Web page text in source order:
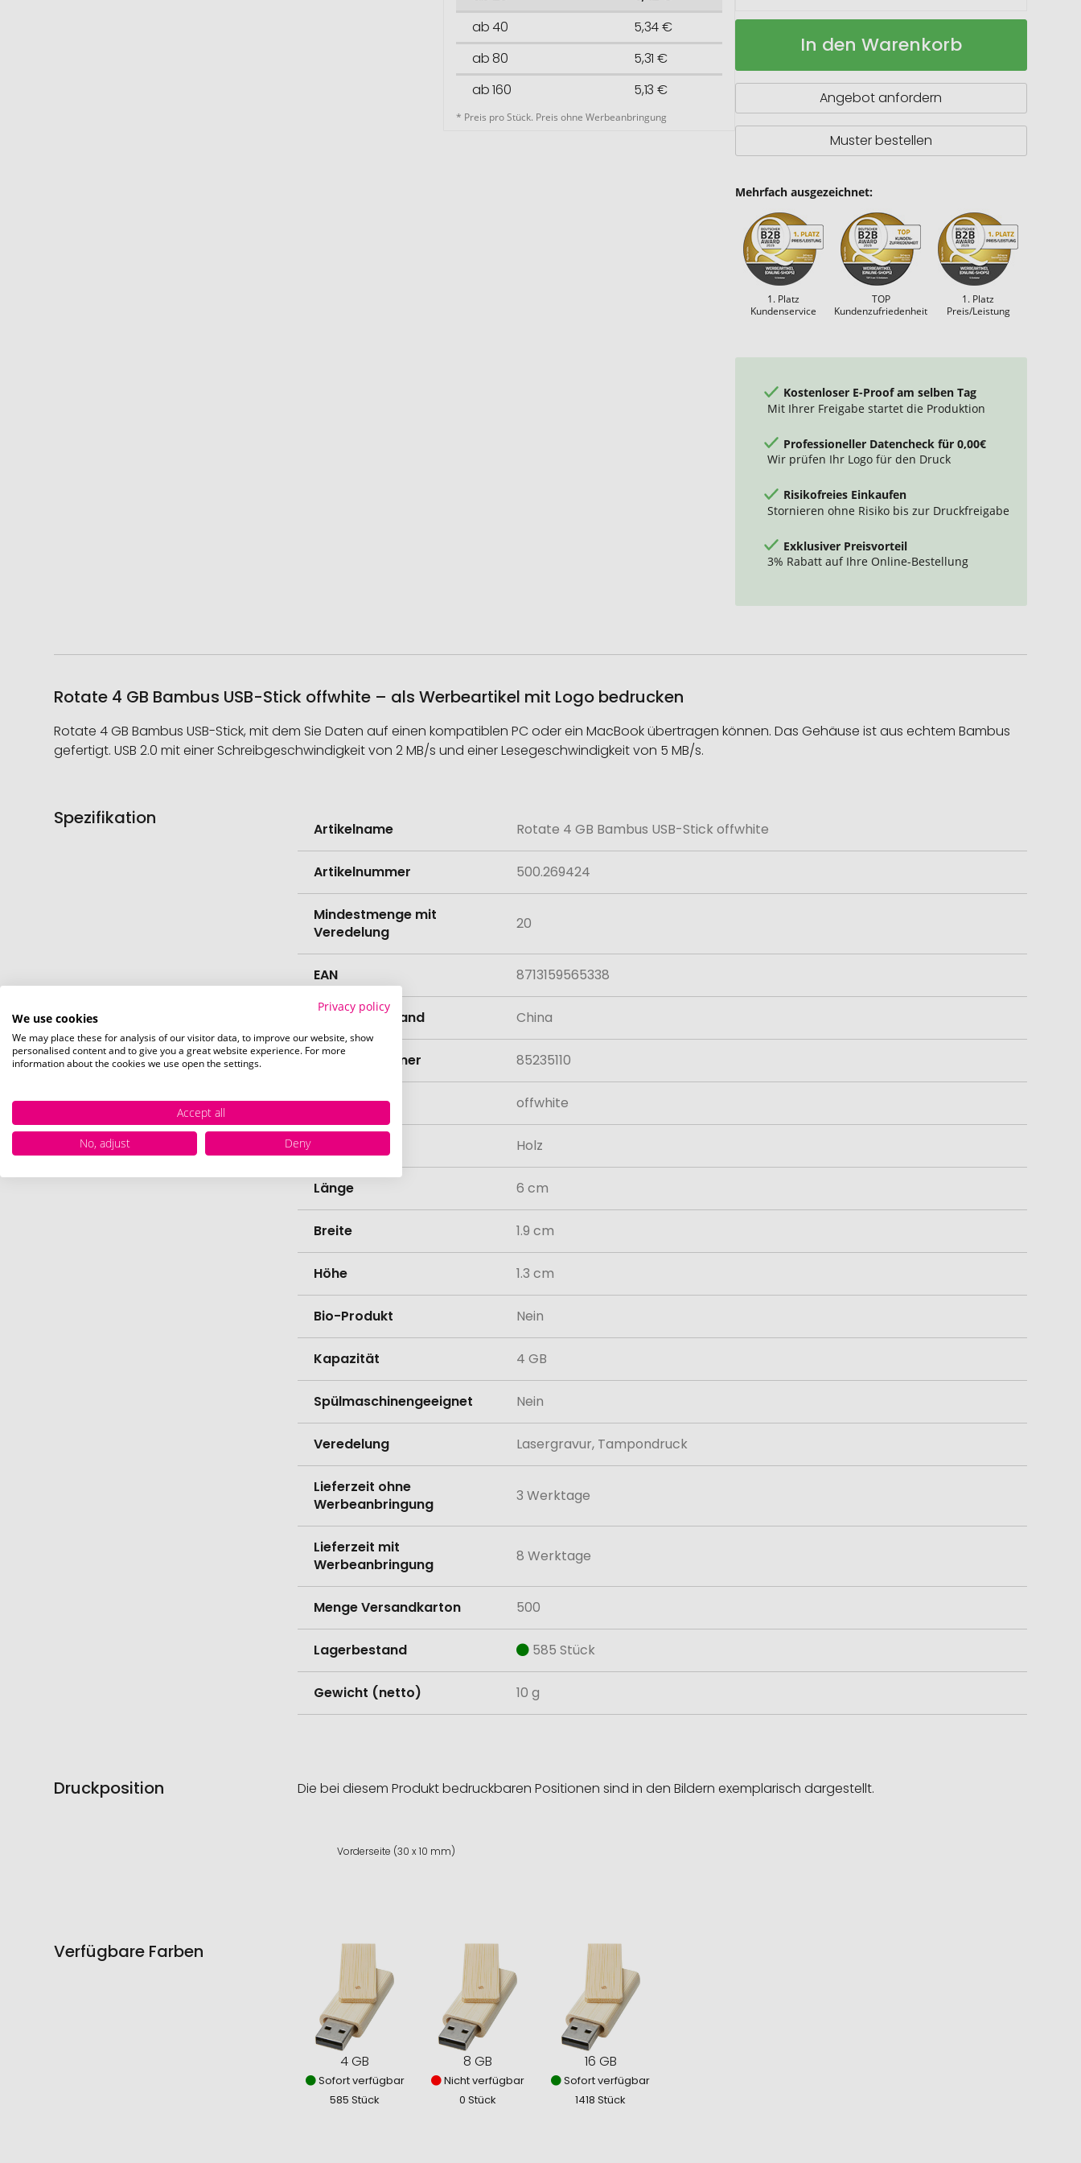
ab 40
5,34 €
ab 80
5,31 €
ab 160
5,13 €
* Preis pro Stück. Preis ohne Werbeanbringung
Rotate
Stick
Auf
In den Warenkorb
Angebot anfordern
Muster bestellen
Mehrfach ausgezeichnet:
1. Platz
Kundenservice
TOP
Kundenzufriedenheit
1. Platz
Preis/Leistung
Kostenloser E-Proof am selben Tag
Mit Ihrer Freigabe startet die Produktion
Professioneller Datencheck für 0,00€
Wir prüfen Ihr Logo für den Druck
Risikofreies Einkaufen
Stornieren ohne Risiko bis zur Druckfreigabe
Exklusiver Preisvorteil
3% Rabatt auf Ihre Online-Bestellung
Rotate 4 GB Bambus USB-Stick offwhite – als Werbeartikel mit Logo bedrucken
Rotate 4 GB Bambus USB-Stick, mit dem Sie Daten auf einen kompatiblen PC oder ein MacBook übertragen können. Das Gehäuse ist aus echtem Bambus
gefertigt. USB 2.0 mit einer Schreibgeschwindigkeit von 2 MB/s und einer Lesegeschwindigkeit von 5 MB/s.
Spezifikation
Informationen
Artikelname Rotate 4 GB Bambus USB-Stick offwhite
Artikelnummer 500.269424
Mindestmenge mit
Veredelung
20
EAN 8713159565338
Herstellungsland China
Zolltarifnummer 85235110
Farbe offwhite
Holz
Länge 6 cm
Breite 1.9 cm
Höhe 1.3 cm
Bio-Produkt Nein
Kapazität 4 GB
Spülmaschinengeeignet Nein
Veredelung Lasergravur, Tampondruck
Lieferzeit ohne
Werbeanbringung
3 Werktage
Lieferzeit mit
Werbeanbringung
8 Werktage
Menge Versandkarton 500
Lagerbestand 585 Stück
Gewicht (netto) 10 g
Druckposition Die bei diesem Produkt bedruckbaren Positionen sind in den Bildern exemplarisch dargestellt.
Vorderseite (30 x 10 mm)
Verfügbare Farben
4 GB
Sofort verfügbar
585 Stück
8 GB
Nicht verfügbar
0 Stück
16 GB
Sofort verfügbar
1418 Stück
Privacy policy
We use cookies
We may place these for analysis of our visitor data, to improve our website, show
personalised content and to give you a great website experience. For more
information about the cookies we use open the settings.
Accept all
No, adjust
Deny